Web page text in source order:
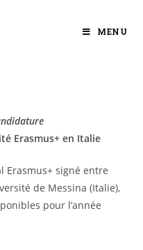
MENU
Erasmus+ en Italie
Erasmus+ signé entre
de Messina (Italie),
pour l’année